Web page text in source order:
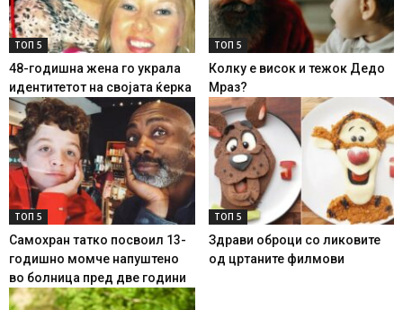
ТОП 5
48-годишна жена го украла
идентитетот на својата ќерка
ТОП 5
Колку е висок и тежок Дедо
Мраз?
ТОП 5
Самохран татко посвоил 13-
годишно момче напуштено
во болница пред две години
ТОП 5
Здрави оброци со ликовите
од цртаните филмови